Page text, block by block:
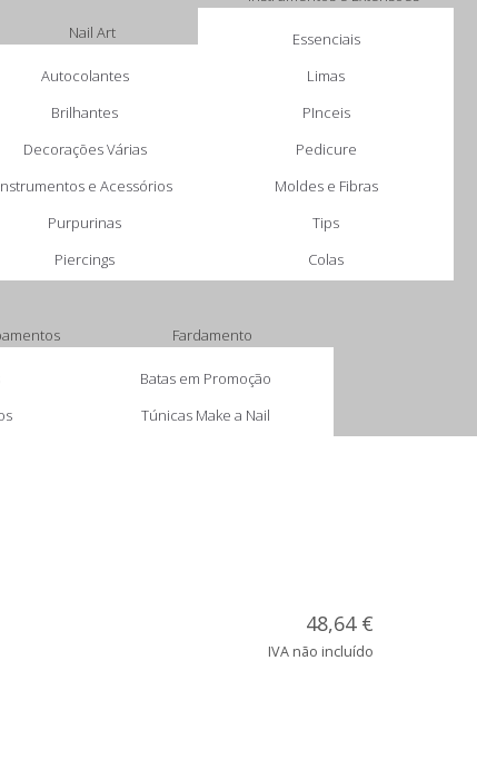
Nail Art
Autocolantes
Brilhantes
Decorações Várias
e Acessórios
Purpurinas
Piercings
Essenciais
Limas
PInceis
Pedicure
Moldes e Fibras
Tips
Colas
Fardamento
Batas em Promoção
Túnicas Make a Nail
48,64 €
IVA não incluído